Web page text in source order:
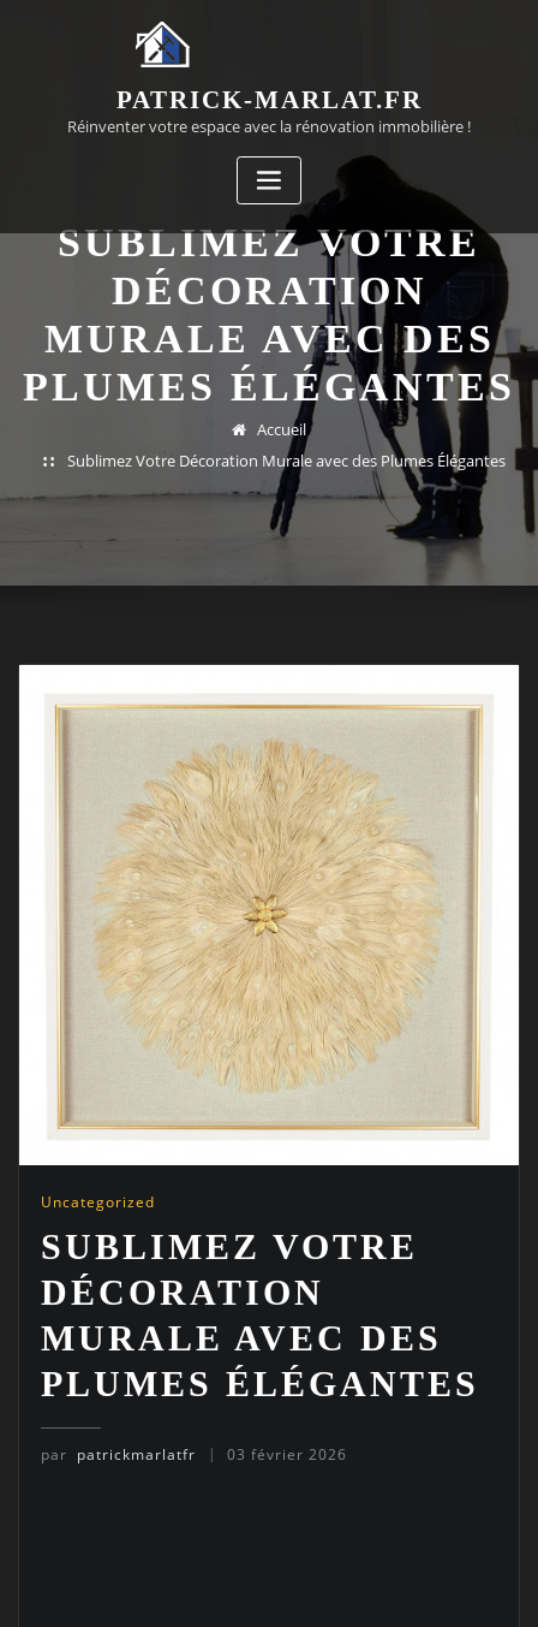
PATRICK-MARLAT.FR
Réinventer votre espace avec la rénovation immobilière !
SUBLIMEZ VOTRE
DÉCORATION
MURALE AVEC DES
PLUMES ÉLÉGANTES
Accueil
Sublimez Votre Décoration Murale avec des Plumes Élégantes
Uncategorized
SUBLIMEZ VOTRE
DÉCORATION
MURALE AVEC DES
PLUMES ÉLÉGANTES
par patrickmarlatfr 03 février 2026